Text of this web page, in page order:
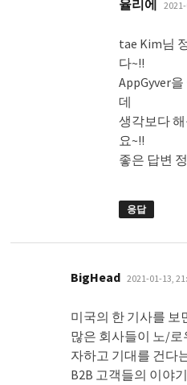
율리에
글:
tae Kim님
다~!!
AppGyver
데
생각보다
요~!!
좋은 답변
응답
BigHead 댓
글:
2021-01-13,
미국의 한 기사를 보
많은 회사들이 노/
자하고 기대를 건다
B2B 고객들의 이야